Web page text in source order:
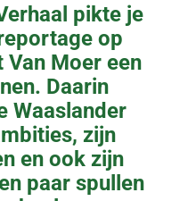
pikte je
op
Moer een
Daarin
Waaslander
zijn
en ook zijn
paar spullen